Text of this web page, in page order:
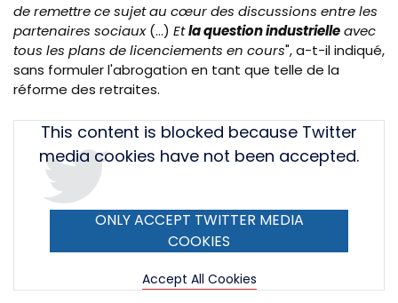
de remettre ce sujet au cœur des discussions entre les
partenaires sociaux(...) Etla question industrielleavec
tous les plans de licenciements en cours", a-t-il indiqué,
sans formuler l'abrogation en tant que telle de la
réforme des retraites.
TweetThis content is blocked because Twitter
media cookies have not been accepted.
ONLY ACCEPT TWITTER MEDIA
COOKIES
Accept All Cookies